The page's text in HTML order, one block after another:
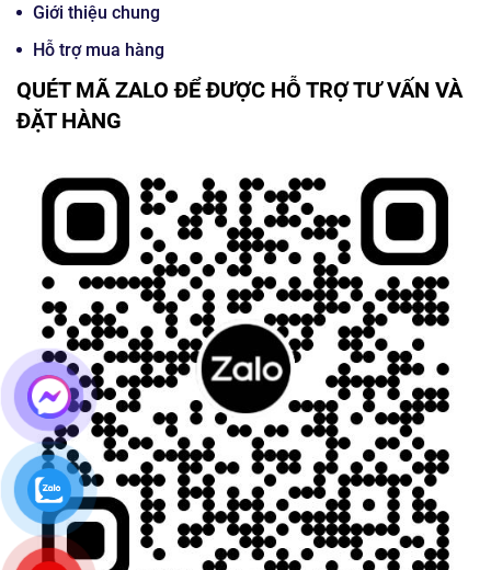
Giới thiệu chung
Hỗ trợ mua hàng
QUÉT MÃ ZALO ĐỂ ĐƯỢC HỖ TRỢ TƯ VẤN VÀ
ĐẶT HÀNG